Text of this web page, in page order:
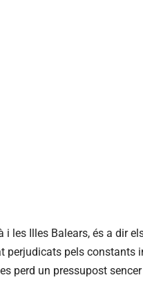
i les Illes Balears, és a dir
perjudicats pels constants
perd un pressupost